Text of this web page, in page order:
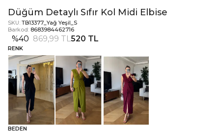
Düğüm Detaylı Sıfır Kol Midi Elbise
SKU: TB13377_Yağ Yeşil_S
Barkod: 8683984462716
%40 869,99 TL520 TL
RENK
BEDEN